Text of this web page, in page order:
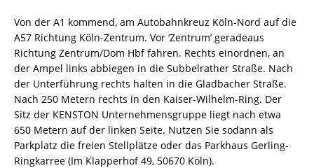
Von der A1 kommend, am Autobahnkreuz Köln-Nord auf die
A57 Richtung Köln-Zentrum. Vor ‘Zentrum’ geradeaus
Richtung Zentrum/Dom Hbf fahren. Rechts einordnen, an
der Ampel links abbiegen in die Subbelrather Straße. Nach
der Unterführung rechts halten in die Gladbacher Straße.
Nach 250 Metern rechts in den Kaiser-Wilhelm-Ring. Der
Sitz der KENSTON Unternehmensgruppe liegt nach etwa
650 Metern auf der linken Seite. Nutzen Sie sodann als
Parkplatz die freien Stellplätze oder das Parkhaus Gerling-
Ringkarree (Im Klapperhof 49, 50670 Köln).